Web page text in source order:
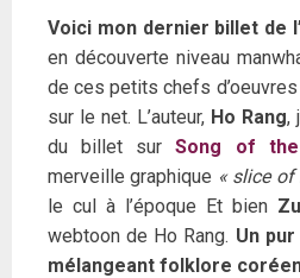
Voici mon dernier billet de
en découverte niveau
de ces petits chefs d’oeuvres
sur le net. L’auteur, Ho Rang,
du billet surSong of
merveille graphique « slice of
le cul à l’époque Et bien
webtoon de Ho Rang. Un
mélangeant folklore